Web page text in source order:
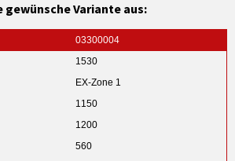
gewünsche Variante aus:
03300004
1530
EX-Zone 1
1150
1200
560